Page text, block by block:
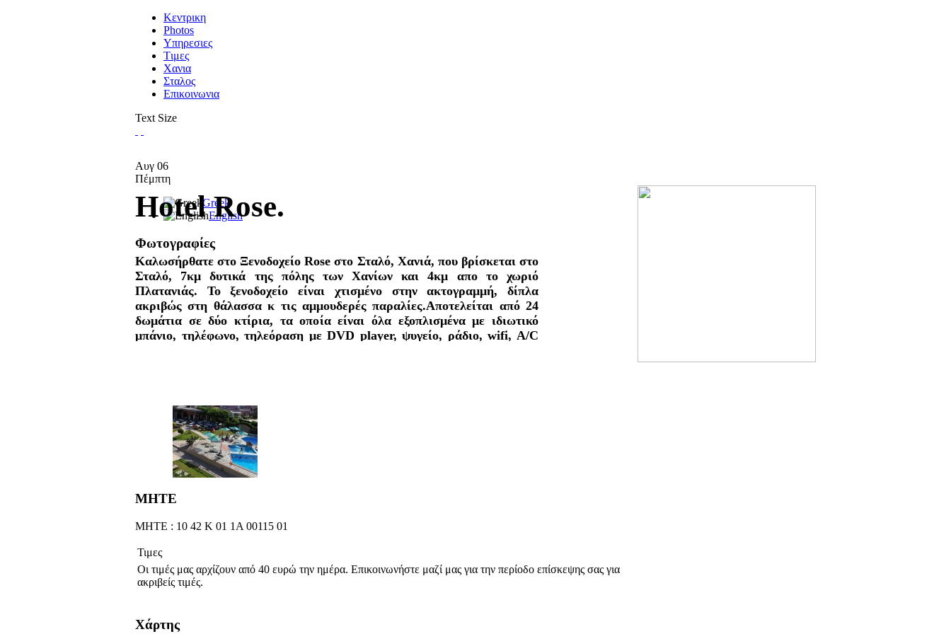
Κεντρικη
Photos
Υπηρεσιες
Tιμες
Χανια
Σταλος
Επικοινωνια
Text Size
Αυγ 06
Πέμπτη
Hotel Rose.
Καλωσήρθατε στο Ξενοδοχείο Rose στο Σταλό, Χανιά, που βρίσκεται στο
Σταλό, 7κμ δυτικά της πόλης των Χανίων και 4κμ απο το χωριό
Πλατανιάς. Το ξενοδοχείο είναι χτισμένο στην ακτογραμμή, δίπλα
ακριβώς στη θάλασσα κ τις αμμουδερές παραλίες.Αποτελείται από 24
δωμάτια σε δύο κτίρια, τα οποία είναι όλα εξοπλισμένα με ιδιωτικό
μπάνιο, τηλέφωνο, τηλεόραση με DVD player, ψυγείο, ράδιο, wifi, A/C
Greek
English
Φωτογραφίες
ΜΗΤΕ
ΜΗΤΕ : 10 42 Κ 01 1Α 00115 01
Τιμες
Οι τιμές μας αρχίζουν από 40 ευρώ την ημέρα. Επικοινωνήστε μαζί μας για την περίοδο επίσκεψης σας για
ακριβείς τιμές.
Χάρτης